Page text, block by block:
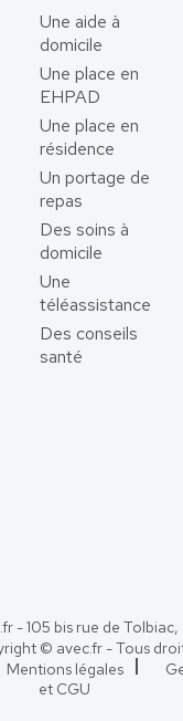
Une aide à
domicile
Une place en
EHPAD
Une place en
résidence
Un portage de
repas
Des soins à
domicile
Une
téléassistance
Des conseils
santé
- 105 bis rue de Tolbiac,
© avec.fr - Tous
Mentions légales
et CGU